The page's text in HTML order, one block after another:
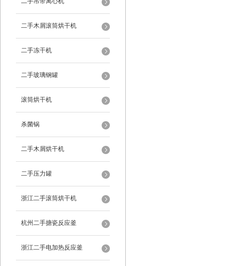
二手木屑滚筒烘干机
二手冻干机
二手玻璃钢罐
滚筒烘干机
杀菌锅
二手木屑烘干机
二手压力罐
浙江二手滚筒烘干机
杭州二手搪瓷反应釜
浙江二手电加热反应釜